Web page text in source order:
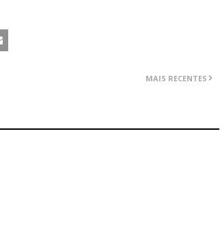
MAIS RECENTES